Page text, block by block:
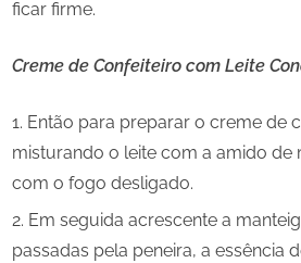
ficar firme.
Creme de Confeiteiro com Leite
Então para preparar o creme de
misturando o leite com a amido de
com o fogo desligado.
Em seguida acrescente a
passadas pela peneira, a essência